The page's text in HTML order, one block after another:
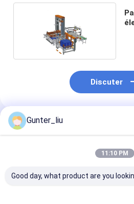
Discuter
Produits Recommandés
Gunter_liu
11:10 PM
Good day, what product are you